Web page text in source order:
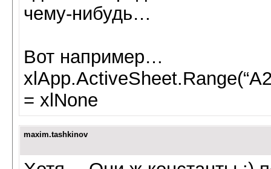
чему-нибудь…
Вот например…
= xlNone
maxim.tashkinov